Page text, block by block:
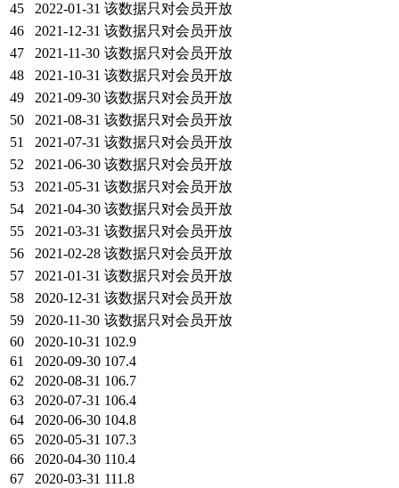
45
2022-01-31 该数据只对会员开放
46
2021-12-31 该数据只对会员开放
47
2021-11-30 该数据只对会员开放
48
2021-10-31 该数据只对会员开放
49
2021-09-30 该数据只对会员开放
50
2021-08-31 该数据只对会员开放
51
2021-07-31 该数据只对会员开放
52
2021-06-30 该数据只对会员开放
53
2021-05-31 该数据只对会员开放
54
2021-04-30 该数据只对会员开放
55
2021-03-31 该数据只对会员开放
56
2021-02-28 该数据只对会员开放
57
2021-01-31 该数据只对会员开放
58
2020-12-31 该数据只对会员开放
59
2020-11-30 该数据只对会员开放
60
2020-10-31 102.9
61
2020-09-30 107.4
62
2020-08-31 106.7
63
2020-07-31 106.4
64
2020-06-30 104.8
65
2020-05-31 107.3
66
2020-04-30 110.4
67
2020-03-31 111.8